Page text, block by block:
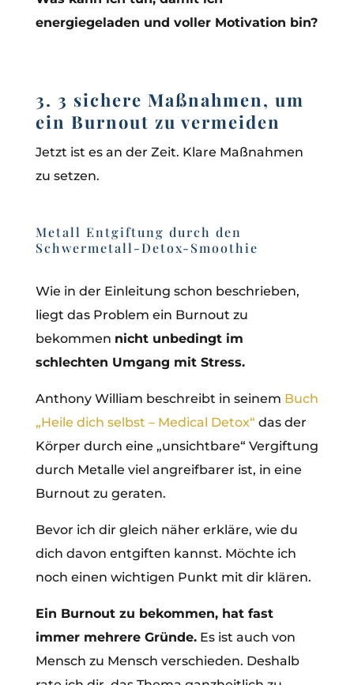
energiegeladen und voller Motivation bin?
3. 3 sichere Maßnahmen, um
ein Burnout zu vermeiden
Jetzt ist es an der Zeit. Klare Maßnahmen
zu setzen.
Metall Entgiftung durch den
Schwermetall-Detox-Smoothie
Wie in der Einleitung schon beschrieben,
liegt das Problem ein Burnout zu
bekommen nicht unbedingt im
schlechten Umgang mit Stress.
Anthony William beschreibt in seinem Buch
„Heile dich selbst – Medical Detox“ das der
Körper durch eine „unsichtbare“ Vergiftung
durch Metalle viel angreifbarer ist, in eine
Burnout zu geraten.
Bevor ich dir gleich näher erkläre, wie du
dich davon entgiften kannst. Möchte ich
noch einen wichtigen Punkt mit dir klären.
Ein Burnout zu bekommen, hat fast
immer mehrere Gründe.Es ist auch von
Mensch zu Mensch verschieden. Deshalb